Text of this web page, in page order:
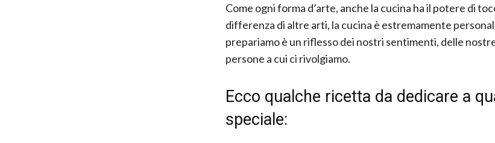
Come ogni forma d’arte, anche la cucina ha il potere di
differenza di altre arti, la cucina è estremamente
prepariamo è un riflesso dei nostri sentimenti, delle
persone a cui ci rivolgiamo.
Ecco qualche ricetta da dedicare a
speciale: